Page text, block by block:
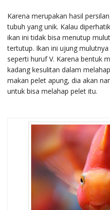
Karena merupakan hasil
tubuh yang unik. Kalau
ikan ini tidak bisa menutup
tertutup. Ikan ini ujung
seperti huruf V. Karena bentuk
kadang kesulitan dalam
makan pelet apung, dia akan
untuk bisa melahap pelet itu.